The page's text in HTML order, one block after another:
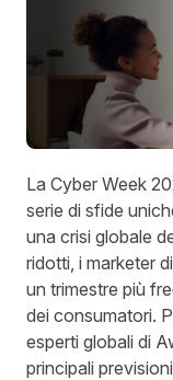
La Cyber Week
serie di sfide
una crisi globale
ridotti, i marketer
un trimestre più
dei consumatori.
esperti globali di
principali